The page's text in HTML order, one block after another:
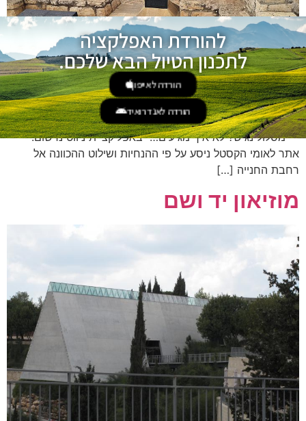
קרדיט לתמונה: ישראל פרקר, מתוך אתר פיקיויקי זהבה קוריס
אזור טיול: מרכז קטגוריה: אתר היסטורי
מסלול נגיש? לא איך מגיעים… באפליקציית ניווט נרשום:
אתר לאומי הקסטל ניסע על פי ההנחיות ושילוט ההכוונה אל
רחבת החנייה […]
מוזיאון יד ושם
להורדת האפלקציה
לתכנון הטיול הבא שלכם.
הורדה לאייפון
הורדה לאנדרואיד